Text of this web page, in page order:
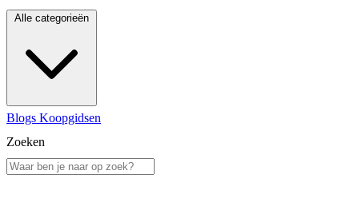
Alle categorieën
Blogs Koopgidsen
Zoeken